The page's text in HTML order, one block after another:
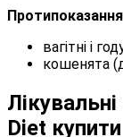
вагітні і
кошенята
Diet купити